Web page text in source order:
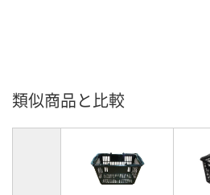
類似商品と比較